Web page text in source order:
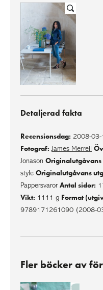
Detaljerad fakta
Recensionsdag: 2008-03-
Fotograf: James Merrell
Jonason Originalutgåvans
style Originalutgåvans
Pappersvaror Antal sidor:
Vikt: 1111 g Format
9789171261090 (2008-
Fler böcker av